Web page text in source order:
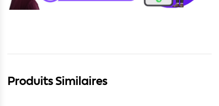
Produits Similaires